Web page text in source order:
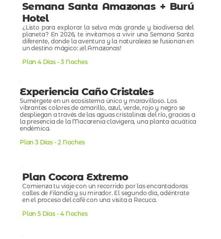
Semana Santa Amazonas + Burú
Hotel
¿Listo para explorar la selva más grande y biodiversa del
planeta? En 2026, te invitamos a vivir una Semana Santa
diferente, donde la aventura y la naturaleza se fusionan en
un destino mágico: ¡el Amazonas!
Plan 4 Días - 3 Noches
Experiencia Caño Cristales
Sumérgete en un ecosistema único y maravilloso. Los
vibrantes colores de amarillo, azul, verde, rojo y negro se
despliegan a través de las aguas cristalinas del río, gracias a
la presencia de la Macarenia clavigera, una planta acuática
endémica.
Plan 3 Días - 2 Noches
Plan Cocora Extremo
Comienza tu viaje con un recorrido por las encantadoras
calles de Filandia y su mirador. El segundo día, adéntrate
en el proceso del café con una visita a Recuca.
Plan 5 Días - 4 Noches